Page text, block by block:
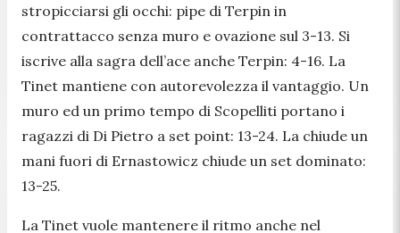
stropicciarsi gli occhi: pipe di Terpin in
contrattacco senza muro e ovazione sul 3-13. Si
iscrive alla sagra dell’ace anche Terpin: 4-16. La
Tinet mantiene con autorevolezza il vantaggio. Un
muro ed un primo tempo di Scopelliti portano i
ragazzi di Di Pietro a set point: 13-24. La chiude un
mani fuori di Ernastowicz chiude un set dominato:
13-25.
La Tinet vuole mantenere il ritmo anche nel